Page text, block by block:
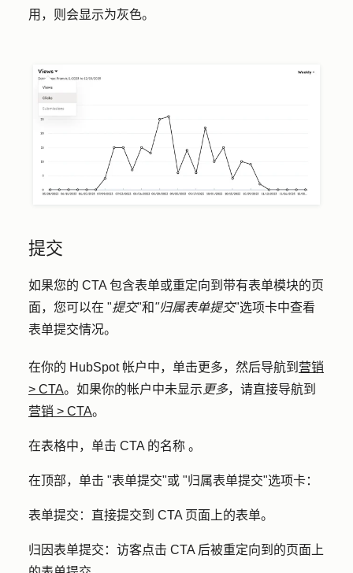
用，则会显示为灰色。
提交
如果您的 CTA 包含表单或重定向到带有表单模块的页
面，您可以在 "提交"和"归属表单提交"选项卡中查看
表单提交情况。
在你的 HubSpot 帐户中，单击更多，然后导航到 营销
> CTA。如果你的帐户中未显示 更多，请直接导航到
营销 > CTA。
在表格中，单击 CTA 的名称 。
在顶部，单击 "表单提交"或 "归属表单提交"选项卡：
表单提交： 直接提交到 CTA 页面上的表单。
归因表单提交： 访客点击 CTA 后被重定向到的页面上